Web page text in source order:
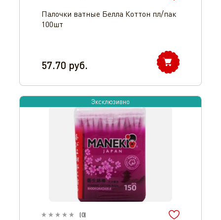
Палочки ватные Белла Коттон пл/пак
100шт
57.70 руб.
Эксклюзивно
(0)